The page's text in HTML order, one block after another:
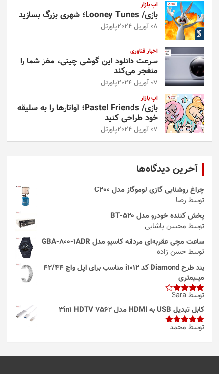
اپ بازار
بازی/ Looney Tunes؛ شهری بزرگ بسازید
08 آوریل 2024 پاورتل
اخبار فناوری
سرعت دانلود این گوشی چینی، مغز شما را
منفجر می‌کند
07 آوریل 2024 پاورتل
اپ بازار
بازی/ Pastel Friends؛ آواتارها را به سلیقه
خود طراحی کنید
07 آوریل 2024 پاورتل
آخرین دیدگاه‌ها
چراغ روشنایی گازی لوموگاز مدل C200
توسط رضا
پخش کننده خودرو مدل 520-BT
توسط محسن پاشایی
ساعت مچی عقربه‌ای مردانه کاسیو مدل GBA-800-1ADR
توسط حسن زاده
بند طرح Diamond کد i1012 مناسب برای اپل واچ 42/44
میلیمتری
امتیاز4
از 5
توسط Sara
کابل تبدیل USB به HDMI مدل 3in1 HDTV 7562
امتیاز5از
توسط محمد